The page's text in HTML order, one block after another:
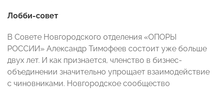
Лобби-совет
В Совете Новгородского отделения «ОПОРЫ
РОССИИ» Александр Тимофеев состоит уже больше
двух лет. И как признается, членство в бизнес-
объединении значительно упрощает взаимодействие
с чиновниками. Новгородское сообщество